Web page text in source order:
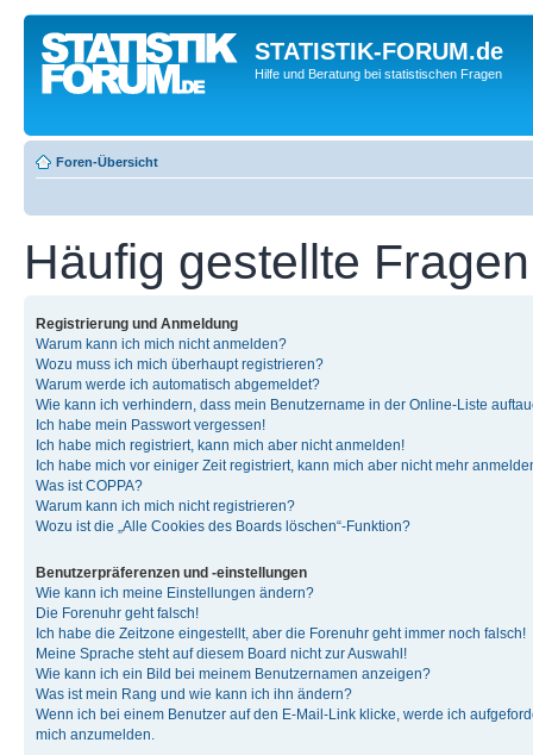
STATISTIK-FORUM.de
Hilfe und Beratung bei statistischen Fragen
Foren-Übersicht
Häufig gestellte Fragen
Registrierung und Anmeldung
Warum kann ich mich nicht anmelden?
Wozu muss ich mich überhaupt registrieren?
Warum werde ich automatisch abgemeldet?
Wie kann ich verhindern, dass mein Benutzername in der Online-Liste
Ich habe mein Passwort vergessen!
Ich habe mich registriert, kann mich aber nicht anmelden!
Ich habe mich vor einiger Zeit registriert, kann mich aber nicht mehr
Was ist COPPA?
Warum kann ich mich nicht registrieren?
Wozu ist die „Alle Cookies des Boards löschen“-Funktion?
Benutzerpräferenzen und -einstellungen
Wie kann ich meine Einstellungen ändern?
Die Forenuhr geht falsch!
Ich habe die Zeitzone eingestellt, aber die Forenuhr geht immer noch falsch!
Meine Sprache steht auf diesem Board nicht zur Auswahl!
Wie kann ich ein Bild bei meinem Benutzernamen anzeigen?
Was ist mein Rang und wie kann ich ihn ändern?
Wenn ich bei einem Benutzer auf den E-Mail-Link klicke, werde ich
mich anzumelden.